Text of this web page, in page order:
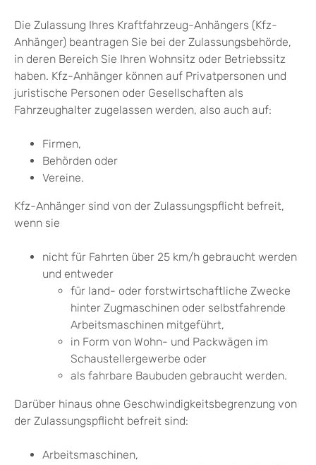
Die Zulassung Ihres Kraftfahrzeug-Anhängers (Kfz-
Anhänger) beantragen Sie bei der Zulassungsbehörde,
in deren Bereich Sie Ihren Wohnsitz oder Betriebssitz
haben. Kfz-Anhänger können auf Privatpersonen und
juristische Personen oder Gesellschaften als
Fahrzeughalter zugelassen werden, also auch auf:
Firmen,
Behörden oder
Vereine.
Kfz-Anhänger sind von der Zulassungspflicht befreit,
wenn sie
nicht für Fahrten über 25 km/h gebraucht werden
und entweder
für land- oder forstwirtschaftliche Zwecke
hinter Zugmaschinen oder selbstfahrende
Arbeitsmaschinen mitgeführt,
in Form von Wohn- und Packwägen im
Schaustellergewerbe oder
als fahrbare Baubuden gebraucht werden.
Darüber hinaus ohne Geschwindigkeitsbegrenzung von
der Zulassungspflicht befreit sind:
Arbeitsmaschinen,